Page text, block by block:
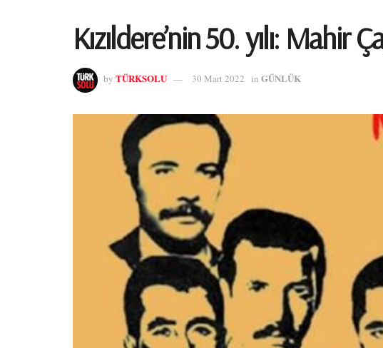
Kızıldere’nin 50. yılı: Mahir
by TÜRKSOLU 30 Mart 2022 in GÜNLÜK